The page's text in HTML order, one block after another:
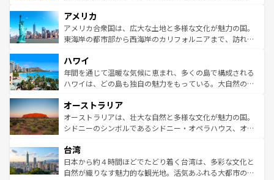
ンツ一覧を参照してほしい。
の建物がそのまま残る町や、スイスならではのユニークな
博物館もあり、アルプス観光だけでなく町歩きも満喫する
ことができる。国民の所得が高いため物価も高いが、旅行
ば市内交通費無料で観光を楽しむこともできる。 なお、新
着のスイス情報はコンテンツ一覧 を参照してほしい。
アメリカ
アメリカ合衆国は、広大な土地と多様な文化が魅力の国。
東海岸の都市部から西海岸のカリフォルニアまで、訪れる
のような巨大都市は、観光、ショッピング、エンターテイ
ンメントが詰まった刺激的なスポットだ。一方、アメリカ
西部には大自然が広がり、グランドキャニオンやイエロー
部のニューオーリンズでは、音楽と美食が融合した独特の
文化が魅力。旅行者はアメリカの各地域で異なる魅力を楽
しみながら、その多様性と豊かな歴史を感じることができ
ならではの贅沢な旅のスタイルだ。 なお、新着のアメリカ
情報はコンテンツ一覧を参照してほしい。
ハワイ
年間を通じて温暖な気候に恵まれ、多くの島で構成される
ハワイは、どの島も独自の魅力をもっている。大自然の神
ワイ島は見逃せない。また、定番の観光地といえばオアフ
島だが、静かな自然を求めるならマウイ島やカウアイ島が
おすすめ。エメラルドグリーンに輝く海をはじめ、豊かな
れるおもてなしの心で訪れる人々を迎えてくれるハワイの
人々、おいしいローカルフードやハワイアンミュージッ
ク、伝統的なフラダンスなど、すべてがハワイの魅力を彩
オーストラリア
オーストラリアは、壮大な自然と多様な文化が魅力の国。
シドニーのシンボルであるシドニー・オペラハウス、オー
リアリーフや大陸中央部にそびえるウルル（エアーズロッ
ク）、タスマニアの美しい原生林やケアンズの熱帯雨林な
ど、見どころがたくさん。また、カフェやワイン、オージ
台湾
日本から約４時間ほどでたどり着く台湾は、多彩な文化と
自然が織りなす魅力的な観光地。活気あふれる大都市の台